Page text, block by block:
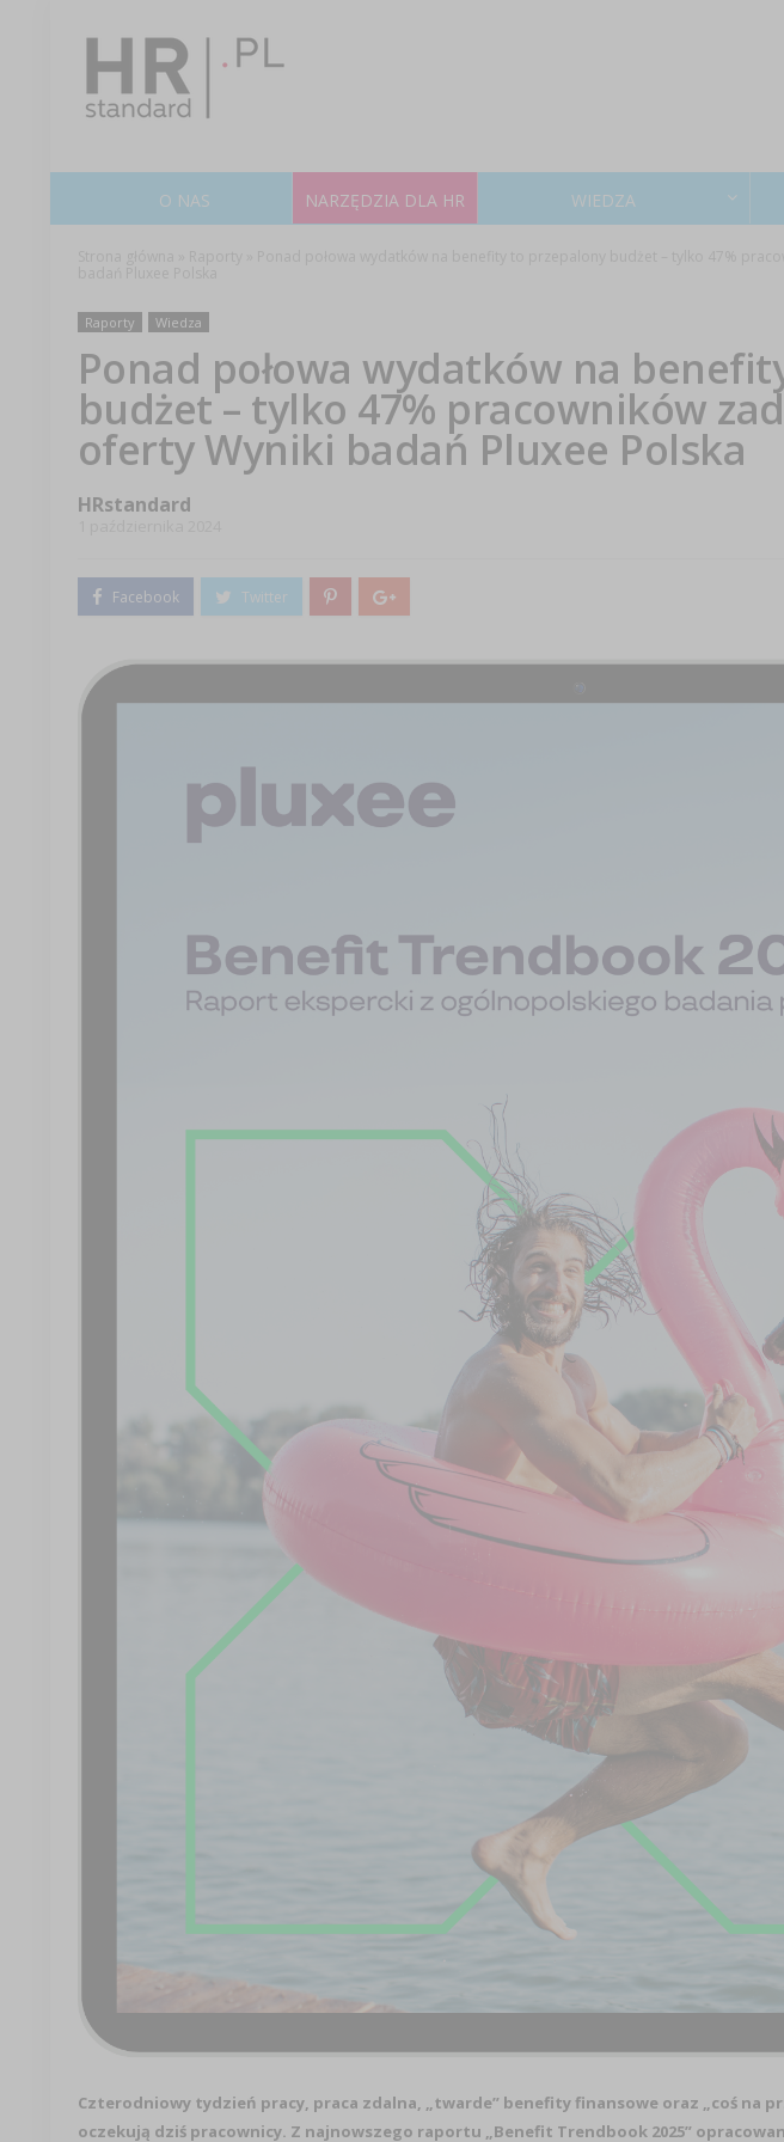
O NAS NARZĘDZIA DLA HR WIEDZA
Raporty Wiedza
Ponad połowa wydatków na
budżet – tylko 47% pracowników
oferty Wyniki badań Pluxee Polska
HRstandard
Czterodniowy tydzień pracy, praca zdalna, „twarde” benefity finansowe oraz „coś na
oczekują dziś pracownicy. Z najnowszego raportu „Benefit Trendbook 2025”